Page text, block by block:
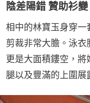
陰差陽錯 贊助衫變
相中的林寶玉身穿一
剪裁非常大膽。泳衣
更是大面積鏤空，
腿以及豐滿的上圍展